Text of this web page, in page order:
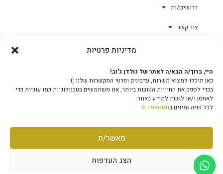
מדיניות פרטיות
היי, ברוך/ה הבא/ה לאתר של גולדן ג'וב!
כאן תוכלו למצוא משרות, עדכונים ופרטי התקשרות שלנו :)
בכדי לספק את החוויות הטובות ביותר, אנו משתמשים בטכנולוגיות כמו עוגיות כדי
לאחסן ו/או לגשת למידע באתר.
לכל פניה זמינים בווטסאפ - ✆
מאשר/ת
הצג העדפות
דרושים/ות
צור קשר
צוות
מוקד טלפוני ארצי - 1-599-503-503
info@GoldenJob.co.il גלילה